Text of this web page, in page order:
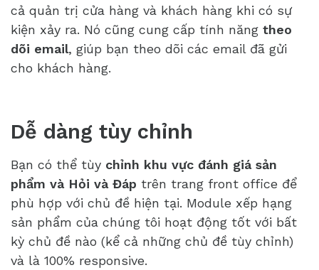
cả quản trị cửa hàng và khách hàng khi có sự
kiện xảy ra. Nó cũng cung cấp tính năng theo
dõi email, giúp bạn theo dõi các email đã gửi
cho khách hàng.
Dễ dàng tùy chỉnh
Bạn có thể tùy chỉnh khu vực đánh giá sản
phẩm và Hỏi và Đáp trên trang front office để
phù hợp với chủ đề hiện tại. Module xếp hạng
sản phẩm của chúng tôi hoạt động tốt với bất
kỳ chủ đề nào (kể cả những chủ đề tùy chỉnh)
và là 100% responsive.